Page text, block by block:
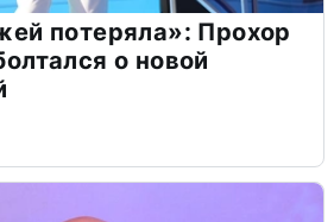
потеряла»: Прохор
о новой